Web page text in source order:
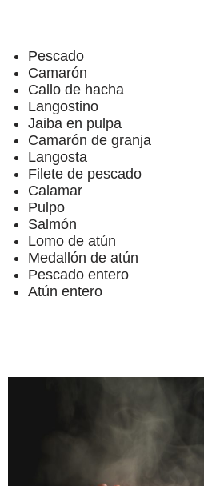
Pescado
Camarón
Callo de hacha
Langostino
Jaiba en pulpa
Camarón de granja
Langosta
Filete de pescado
Calamar
Pulpo
Salmón
Lomo de atún
Medallón de atún
Pescado entero
Atún entero